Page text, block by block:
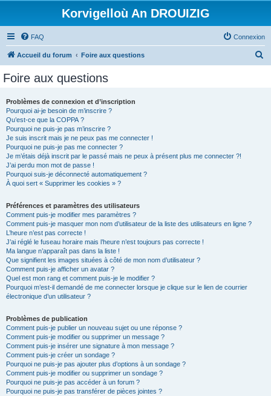
Korvigelloù An DROUIZIG
FAQ Connexion
Accueil du forum Foire aux questions
Foire aux questions
Problèmes de connexion et d’inscription
Pourquoi ai-je besoin de m’inscrire ?
Qu’est-ce que la COPPA ?
Pourquoi ne puis-je pas m’inscrire ?
Je suis inscrit mais je ne peux pas me connecter !
Pourquoi ne puis-je pas me connecter ?
Je m’étais déjà inscrit par le passé mais ne peux à présent plus me connecter ?!
J’ai perdu mon mot de passe !
Pourquoi suis-je déconnecté automatiquement ?
À quoi sert « Supprimer les cookies » ?
Préférences et paramètres des utilisateurs
Comment puis-je modifier mes paramètres ?
Comment puis-je masquer mon nom d’utilisateur de la liste des utilisateurs en ligne ?
L’heure n’est pas correcte !
J’ai réglé le fuseau horaire mais l’heure n’est toujours pas correcte !
Ma langue n’apparaît pas dans la liste !
Que signifient les images situées à côté de mon nom d’utilisateur ?
Comment puis-je afficher un avatar ?
Quel est mon rang et comment puis-je le modifier ?
Pourquoi m’est-il demandé de me connecter lorsque je clique sur le lien de courrier
électronique d’un utilisateur ?
Problèmes de publication
Comment puis-je publier un nouveau sujet ou une réponse ?
Comment puis-je modifier ou supprimer un message ?
Comment puis-je insérer une signature à mon message ?
Comment puis-je créer un sondage ?
Pourquoi ne puis-je pas ajouter plus d’options à un sondage ?
Comment puis-je modifier ou supprimer un sondage ?
Pourquoi ne puis-je pas accéder à un forum ?
Pourquoi ne puis-je pas transférer de pièces jointes ?